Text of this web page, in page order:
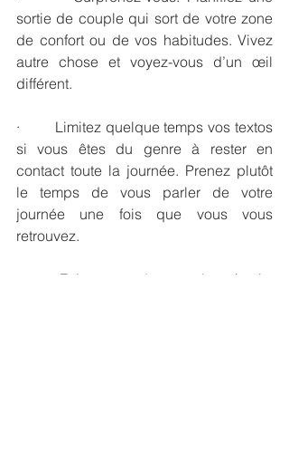
sortie de couple qui sort de votre zone
de confort ou de vos habitudes. Vivez
autre chose et voyez-vous d’un œil
différent.
·        Limitez quelque temps vos textos
si vous êtes du genre à rester en
contact toute la journée. Prenez plutôt
le temps de vous parler de votre
journée une fois que vous vous
retrouvez.
·        Faites-vous des surprises (petits